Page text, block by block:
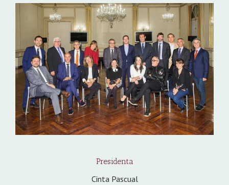
Presidenta
Cinta Pascual